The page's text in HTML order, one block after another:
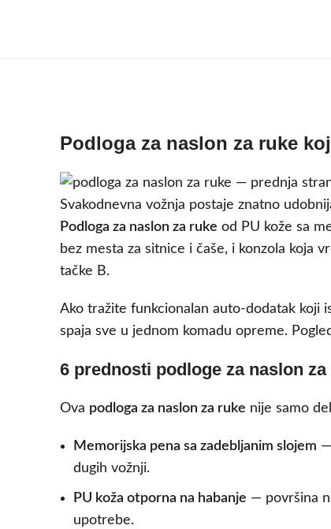
Podloga za naslon za ruke
Svakodnevna vožnja postaje znatno
Podloga za naslon za ruke od PU kože sa
bez mesta za sitnice i čaše, i konzola koja
tačke B.
Ako tražite funkcionalan auto-dodatak koji
spaja sve u jednom komadu opreme.
6 prednosti podloge za naslon
Ova podloga za naslon za ruke nije samo
Memorijska pena sa zadebljanim slojem
dugih vožnji.
PU koža otporna na habanje — površina
upotrebe.